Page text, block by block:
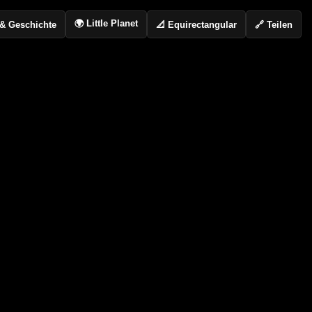
Geschichte 🌍 Little Planet 📐 Equirectangular 🔗 Teilen